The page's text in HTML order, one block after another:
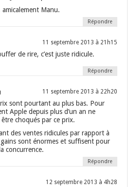
amicalement Manu.
Répondre
11 septembre 2013 à 21h15
de rire, c’est juste ridicule.
Répondre
11 septembre 2013 à 22h20
sont pourtant au plus bas. Pour
Apple depuis plus d’un an ne
choqués par ce prix.
des ventes ridicules par rapport à
sont énormes et suffisent pour
concurrence.
Répondre
12 septembre 2013 à 4h28